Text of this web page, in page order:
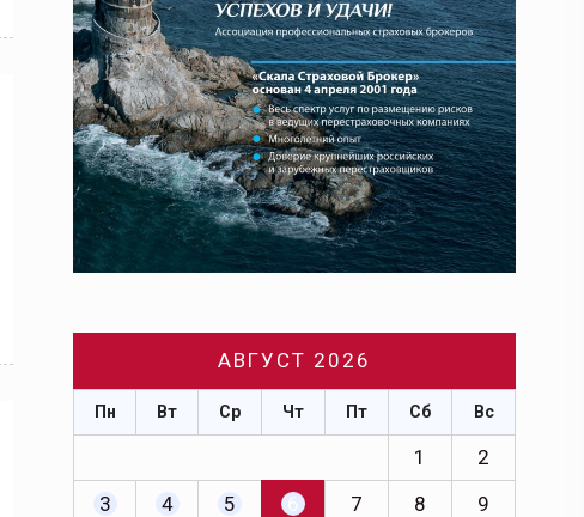
АВГУСТ 2026
Пн Вт Ср Чт Пт Сб Вс
1
2
3
4 5 6 7 8
9